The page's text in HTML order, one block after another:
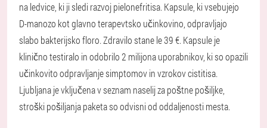
na ledvice, ki ji sledi razvoj pielonefritisa. Kapsule, ki vsebujejo
D-manozo kot glavno terapevtsko učinkovino, odpravljajo
slabo bakterijsko floro. Zdravilo stane le 39 €. Kapsule je
klinično testiralo in odobrilo 2 milijona uporabnikov, ki so opazili
učinkovito odpravljanje simptomov in vzrokov cistitisa.
Ljubljana je vključena v seznam naselij za poštne pošiljke,
stroški pošiljanja paketa so odvisni od oddaljenosti mesta.